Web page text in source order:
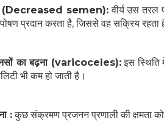
(Decreased semen):वीर्य उस तरल
प्रदान करता है, जिससे वह सक्रिय
का बढ़ना (varicoceles):इस स्थिति
भी कम हो जाती है।
:कुछ संक्रमण प्रजनन प्रणाली की क्षमता को